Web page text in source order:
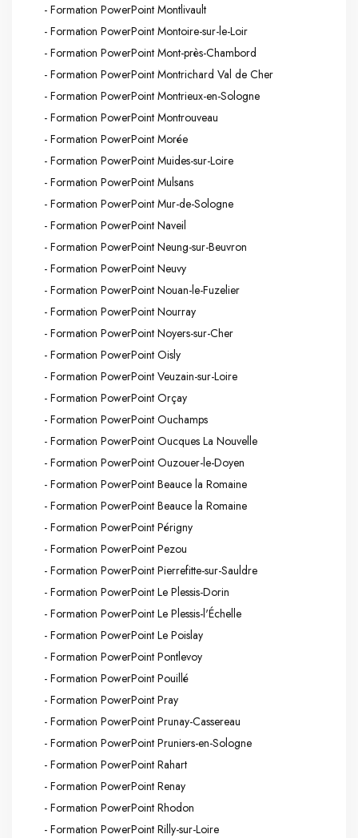
- Formation PowerPoint Montlivault
- Formation PowerPoint Montoire-sur-le-Loir
- Formation PowerPoint Mont-près-Chambord
- Formation PowerPoint Montrichard Val de Cher
- Formation PowerPoint Montrieux-en-Sologne
- Formation PowerPoint Montrouveau
- Formation PowerPoint Morée
- Formation PowerPoint Muides-sur-Loire
- Formation PowerPoint Mulsans
- Formation PowerPoint Mur-de-Sologne
- Formation PowerPoint Naveil
- Formation PowerPoint Neung-sur-Beuvron
- Formation PowerPoint Neuvy
- Formation PowerPoint Nouan-le-Fuzelier
- Formation PowerPoint Nourray
- Formation PowerPoint Noyers-sur-Cher
- Formation PowerPoint Oisly
- Formation PowerPoint Veuzain-sur-Loire
- Formation PowerPoint Orçay
- Formation PowerPoint Ouchamps
- Formation PowerPoint Oucques La Nouvelle
- Formation PowerPoint Ouzouer-le-Doyen
- Formation PowerPoint Beauce la Romaine
- Formation PowerPoint Beauce la Romaine
- Formation PowerPoint Périgny
- Formation PowerPoint Pezou
- Formation PowerPoint Pierrefitte-sur-Sauldre
- Formation PowerPoint Le Plessis-Dorin
- Formation PowerPoint Le Plessis-l'Échelle
- Formation PowerPoint Le Poislay
- Formation PowerPoint Pontlevoy
- Formation PowerPoint Pouillé
- Formation PowerPoint Pray
- Formation PowerPoint Prunay-Cassereau
- Formation PowerPoint Pruniers-en-Sologne
- Formation PowerPoint Rahart
- Formation PowerPoint Renay
- Formation PowerPoint Rhodon
- Formation PowerPoint Rilly-sur-Loire